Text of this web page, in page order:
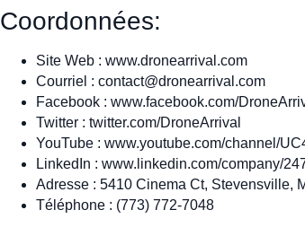
Coordonnées:
Site Web : www.dronearrival.com
Courriel : contact@dronearrival.com
Facebook : www.facebook.com/
Twitter : twitter.com/DroneArrival
YouTube : www.youtube.com/channel/
LinkedIn : www.linkedin.com/company/
Adresse : 5410 Cinema Ct, Stevensville,
Téléphone : (773) 772-7048